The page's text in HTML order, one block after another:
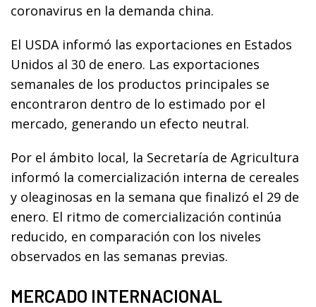
coronavirus en la demanda china.
El USDA informó las exportaciones en Estados
Unidos al 30 de enero. Las exportaciones
semanales de los productos principales se
encontraron dentro de lo estimado por el
mercado, generando un efecto neutral.
Por el ámbito local, la Secretaría de Agricultura
informó la comercialización interna de cereales
y oleaginosas en la semana que finalizó el 29 de
enero. El ritmo de comercialización continúa
reducido, en comparación con los niveles
observados en las semanas previas.
MERCADO INTERNACIONAL